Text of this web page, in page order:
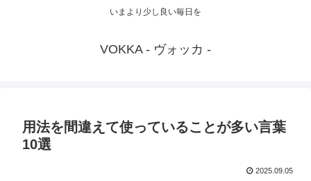
いまより少し良い毎日を
VOKKA - ヴォッカ -
用法を間違えて使っていることが多い言葉
10選
2025.09.05